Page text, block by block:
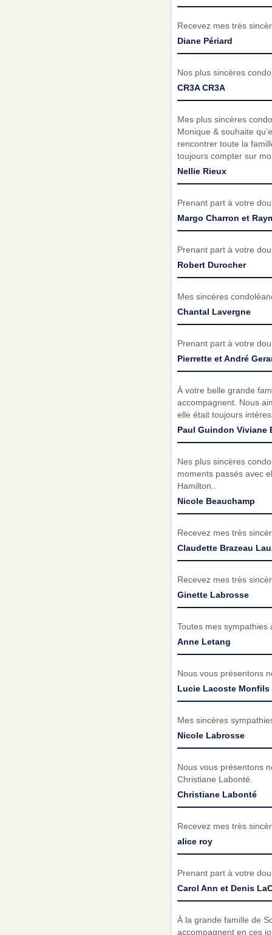
Recevez mes très
Diane Périard
Nos plus sincères
CR3A CR3A
Mes plus sincères
Monique & souhaite
rencontrer toute la
toujours compter sur
Nellie Rieux
Prenant part à votre
Margo Charron et
Prenant part à votre
Robert Durocher
Mes sincères
Chantal Lavergne
Prenant part à votre
Pierrette et André
À votre belle grande
accompagnent. Nous
elle était toujours
Paul Guindon Viviane
Nes plus sincères
moments passés avec
Hamilton..
Nicole Beauchamp
Recevez mes très
Claudette Brazeau
Recevez mes très
Ginette Labrosse
Toutes mes sympathies
Anne Letang
Nous vous présentons
Lucie Lacoste Monfils
Mes sincères
Nicole Labrosse
Nous vous présentons
Christiane Labonté.
Christiane Labonté
Recevez mes très
alice roy
Prenant part à votre
Carol Ann et Denis
À la grande famille de
accompagnent en ces